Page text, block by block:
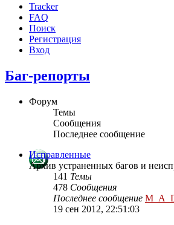
Tracker
FAQ
Поиск
Регистрация
Вход
Баг-репорты
Форум
Темы
Сообщения
Последнее сообщение
Исправленные
Архив устраненных багов и
141 Темы
478 Сообщения
Последнее сообщение
19 сен 2012, 22:51:03